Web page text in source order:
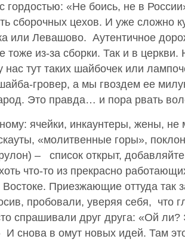
гордостью: «Не боись, не в
сборочных цехов. И уже сложно
или Левашово. Аутентичное
тоже из-за сборки. Так и в
нас тут таких шайбочек или
гровер, а мы гвоздем ее
Это правда… и пора рвать
ячейки, инкаунтеры, жены, не
«молитвенные горы»,
– список открыт,
что-то из прекрасно
Приезжающие оттуда так
пробовали, уверяя себя, что
спрашивали друг друга: «Ой ли?
И снова в омут новых идей. Там